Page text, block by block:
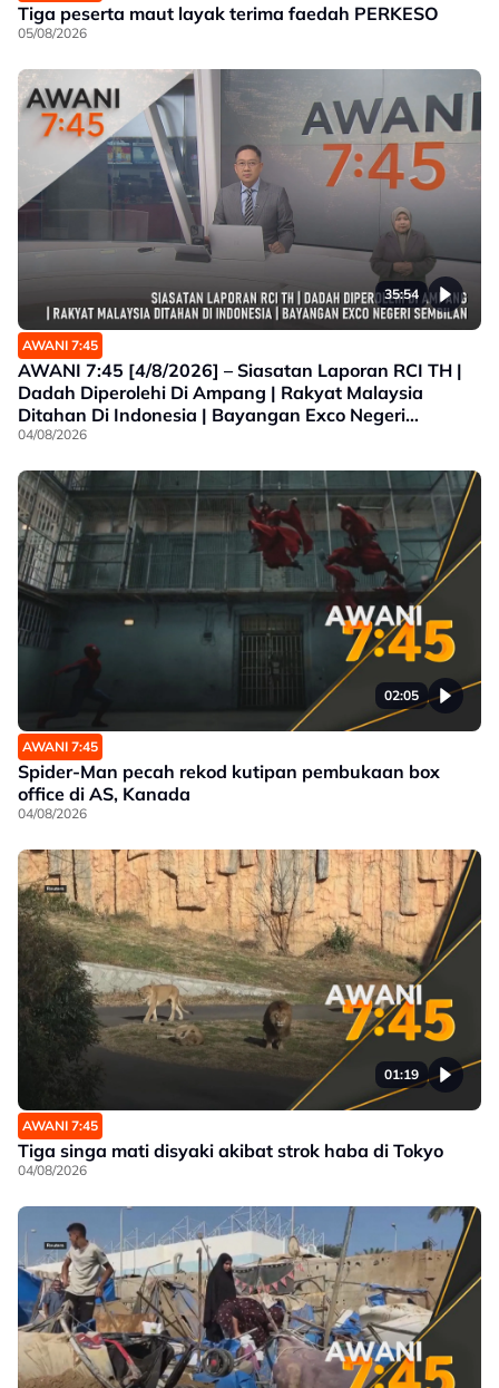
Tiga peserta maut layak terima faedah PERKESO
05/08/2026
35:54
AWANI 7:45
AWANI 7:45 [4/8/2026] – Siasatan Laporan RCI TH |
Dadah Diperolehi Di Ampang | Rakyat Malaysia
Ditahan Di Indonesia | Bayangan Exco Negeri
Sembilan
04/08/2026
02:05
AWANI 7:45
Spider-Man pecah rekod kutipan pembukaan box
office di AS, Kanada
04/08/2026
01:19
AWANI 7:45
Tiga singa mati disyaki akibat strok haba di Tokyo
04/08/2026